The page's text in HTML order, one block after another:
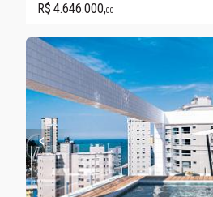
R$ 4.646.000,00